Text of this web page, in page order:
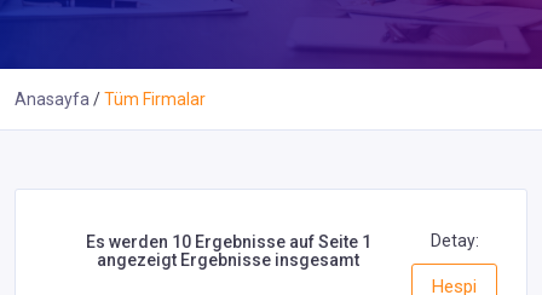
Anasayfa Tüm Firmalar
Es werden 10 Ergebnisse auf Seite 1
angezeigt Ergebnisse insgesamt
Detay:
Hespi